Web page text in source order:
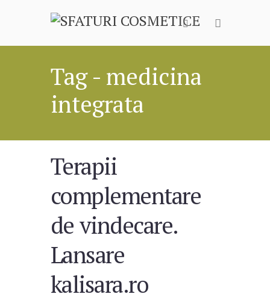
Tag - medicina
integrata
Terapii
complementare
de vindecare.
Lansare
kalisara.ro